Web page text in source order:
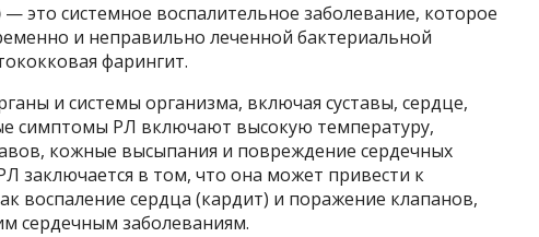
— это системное воспалительное заболевание, которое
и неправильно леченной бактериальной
фарингит.
и системы организма, включая суставы, сердце,
симптомы РЛ включают высокую температуру,
кожные высыпания и повреждение сердечных
заключается в том, что она может привести к
воспаление сердца (кардит) и поражение клапанов,
сердечным заболеваниям.